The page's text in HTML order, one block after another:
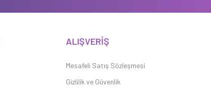
ALIŞVERİŞ
Mesafeli Satış Sözleşmesi
Gizlilik ve Güvenlik